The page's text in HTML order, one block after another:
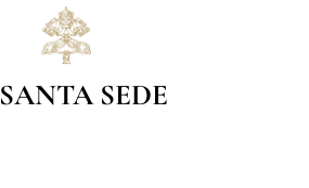
SANTA SEDE